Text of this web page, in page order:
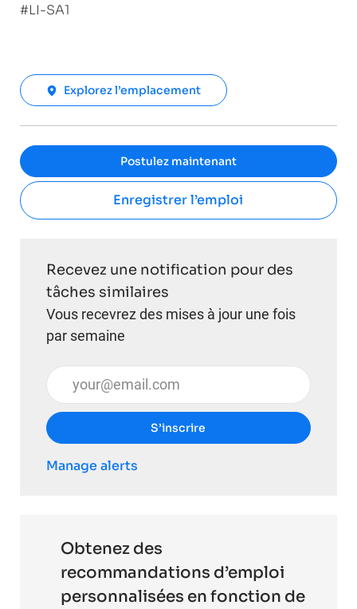
#LI-SA1
Explorez l’emplacement
Postulez maintenant
Enregistrer l’emploi
Recevez une notification pour des
tâches similaires
Vous recevrez des mises à jour une fois
par semaine
Entrez l’adresse e-mail (obligatoire)
S’inscrire
Manage alerts
Obtenez des
recommandations d’emploi
personnalisées en fonction de